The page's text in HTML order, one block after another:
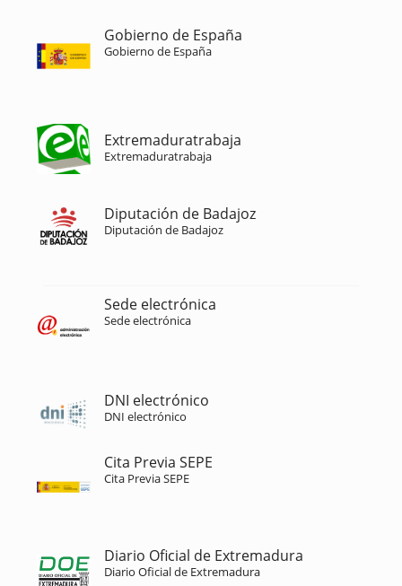
Gobierno de España
Gobierno de España
Extremaduratrabaja
Extremaduratrabaja
Diputación de Badajoz
Diputación de Badajoz
Sede electrónica
Sede electrónica
DNI electrónico
DNI electrónico
Cita Previa SEPE
Cita Previa SEPE
Diario Oficial de Extremadura
Diario Oficial de Extremadura